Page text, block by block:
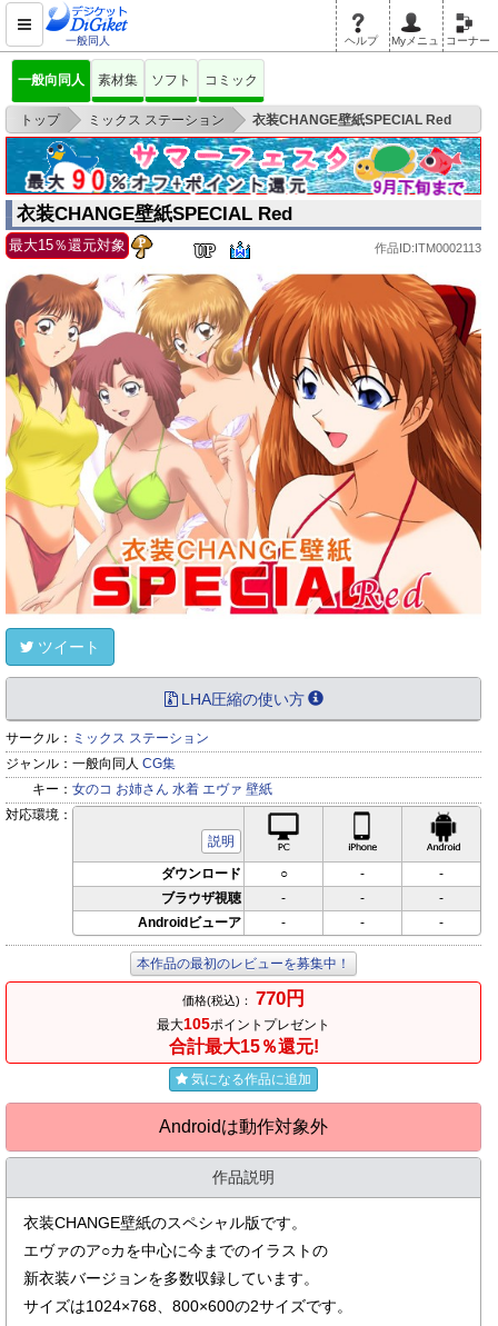
一般同人 ヘルプ Myメニュ コーナー
一般向同人 素材集 ソフト コミック
トップ > ミックス ステーション > 衣装CHANGE壁紙SPECIAL Red
衣装CHANGE壁紙SPECIAL Red
最大15％還元対象 作品ID:ITM0002113
ツイート
LHA圧縮の使い方
サークル： ミックス ステーション
ジャンル： 一般向同人 CG集
キー： 女のコ お姉さん 水着 エヴァ 壁紙
対応環境：
説明
iPhone対応
ダウンロード ○ -
-
ブラウザ視聴
- -
-
Androidビューア
- - -
本作品の最初のレビューを募集中！
価格(税込)： 770円
最大105ポイントプレゼント
合計最大15％還元!
気になる作品に追加
Androidは動作対象外
作品説明
衣装CHANGE壁紙のスペシャル版です。
エヴァのア○カを中心に今までのイラストの
新衣装バージョンを多数収録しています。
サイズは1024×768、800×600の2サイズです。